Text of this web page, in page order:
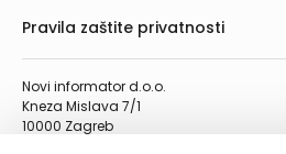
Novi informator d.o.o.
Kneza Mislava 7/1
10000 Zagreb
Pravila zaštite privatnosti